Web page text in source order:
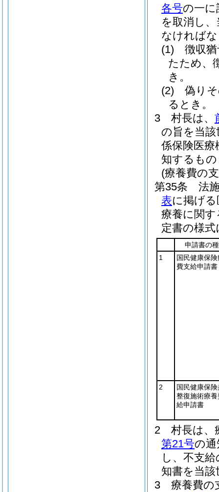
各号の一に
を取消し
なければ
(1)
徴収
たため、
き。
(2)
偽り
るとき。
3
村長は、
の旨を当
係保険医
知するも
(療養費の
第35条
法
表に掲げ
療養に関
定書の様
申請書の
1
国民健康保険
費支給申請書
2
国民健康保険
整復施術療養
給申請書
2
村長は、
第21号の
し、不支
知書を当
3
療養費の